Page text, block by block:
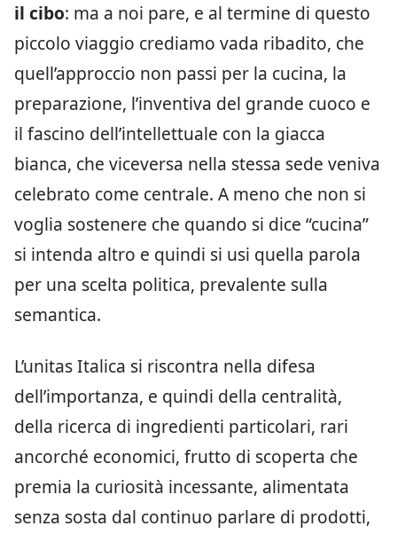
il cibo: ma a noi pare, e al termine di questo
piccolo viaggio crediamo vada ribadito, che
quell’approccio non passi per la cucina, la
preparazione, l’inventiva del grande cuoco e
il fascino dell’intellettuale con la giacca
bianca, che viceversa nella stessa sede veniva
celebrato come centrale. A meno che non si
voglia sostenere che quando si dice “cucina”
si intenda altro e quindi si usi quella parola
per una scelta politica, prevalente sulla
semantica.
L’unitas Italica si riscontra nella difesa
dell’importanza, e quindi della centralità,
della ricerca di ingredienti particolari, rari
ancorché economici, frutto di scoperta che
premia la curiosità incessante, alimentata
senza sosta dal continuo parlare di prodotti,